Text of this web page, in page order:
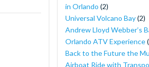
in Orlando (2)
Universal Volcano Bay(2)
Andrew Lloyd Webber’s
Orlando ATV Experience
Back to the Future the
Airboat Ride with